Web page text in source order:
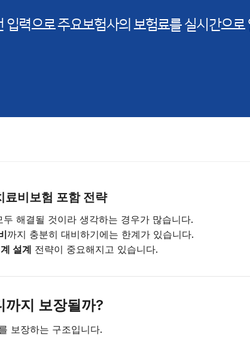
입력으로 주요보험사의 보험료를 실시간으로
료비보험 포함 전략
해결될 것이라 생각하는 경우가 많습니다.
까지 충분히 대비하기에는 한계가 있습니다.
설계 전략이 중요해지고 있습니다.
까지 보장될까?
보장하는 구조입니다.